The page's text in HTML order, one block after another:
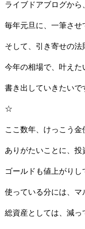
ライブドアブログか
毎年元旦に、一筆させ
そして、引き寄せの
今年の相場で、叶えた
書き出していきたいで
☆
ここ数年、けっこう
ありがたいことに、投
ゴールドも値上がりし
使っている分には、マ
総資産としては、減っ